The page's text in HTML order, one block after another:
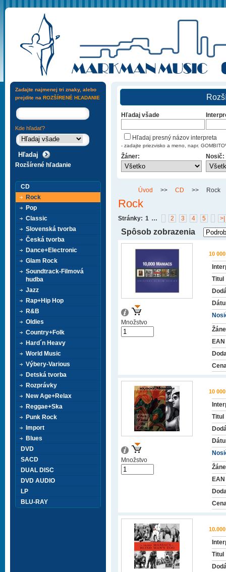
Hľadaj všade
Hľadaj presný názov interpreta
- zadajte priezvisko a meno, napr.
Žáner: Nosič:
Úvod >> CD >> Rock
Rock
Stránky: 1 2 3 4 5
… >|
Spôsob zobrazenia
10
Titul
EAN
Množstvo
10
Titul
EAN
Množstvo
Titul
Zadajte najmenej tri znaky, alebo
prejdite na ROZŠÍRENÉ HĽADANIE
Kde hľadať?
Rozšírené hľadanie
CD
Rock
Pop
Classic
Slovenská tvorba
Česká tvorba
Dance+Electronic
Glam Rock
Soundtrack-Filmová
hudba
Jazz
Rap+Hip Hop
R&B
Oldies
Country+Folk
Hard´n Heavy
World Music
Výbery-Various
Detská tvorba
Rozprávky
New Age+Relax
Reggae+Ska
Punk Rock
Import
Blues
DVD
SACD
DUAL DISC
DVD AUDIO
LP
BLU-RAY